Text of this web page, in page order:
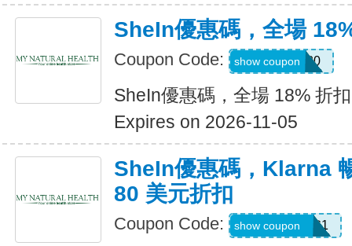
SheIn優惠碼，全場
Coupon Code: JULY0B20
show coupon
SheIn優惠碼，全場 18% 折扣
Expires on 2026-11-05
SheIn優惠碼，Klarna
80 美元折扣
Coupon Code: KLARNAAUG1
show coupon